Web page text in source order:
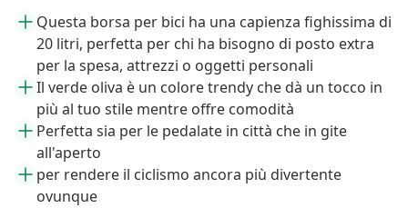
Questa borsa per bici ha una capienza fighissima di
20 litri, perfetta per chi ha bisogno di posto extra
per la spesa, attrezzi o oggetti personali
Il verde oliva è un colore trendy che dà un tocco in
più al tuo stile mentre offre comodità
Perfetta sia per le pedalate in città che in gite
all'aperto
per rendere il ciclismo ancora più divertente
ovunque